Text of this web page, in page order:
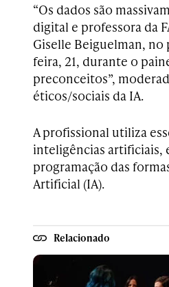
“Os dados são
digital e professora da
Giselle Beiguelman,
feira, 21, durante o
preconceitos”,
éticos/sociais da IA.
A profissional utiliza
inteligências artificiais,
programação das
Artificial (IA).
Relacionado